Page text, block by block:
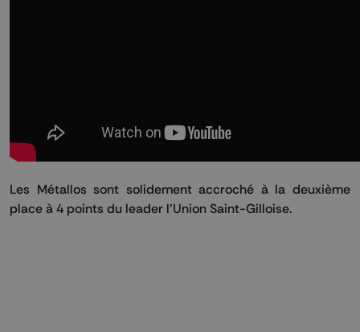
Les Métallos sont solidement accroché à la deuxième
place à 4 points du leader l'Union Saint-Gilloise.